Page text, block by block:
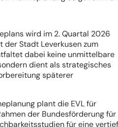
wird im 2. Quartal 2026
Stadt Leverkusen zum
dabei keine unmittelbare
dient als strategisches
späterer
plant die EVL für
der Bundesförderung für
für eine